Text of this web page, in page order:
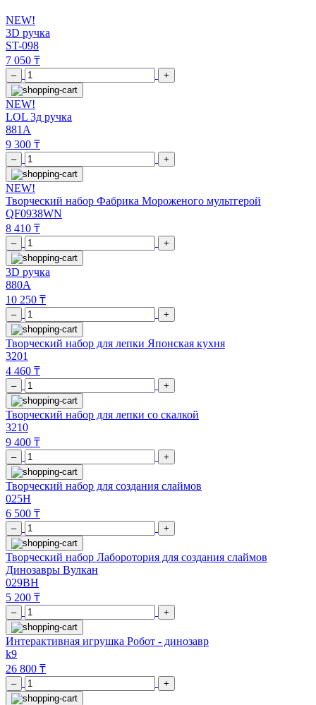
NEW!
3D ручка
ST-098
7 050 ₸
– +
NEW!
LOL 3д ручка
881A
9 300 ₸
– +
NEW!
Творческий набор Фабрика Мороженого мультгерой
QF0938WN
8 410 ₸
– +
3D ручка
880A
10 250 ₸
– +
Творческий набор для лепки Японская кухня
3201
4 460 ₸
– +
Творческий набор для лепки со скалкой
3210
9 400 ₸
– +
Творческий набор для создания слаймов
025H
6 500 ₸
– +
Творческий набор Лаборотория для создания слаймов
Динозавры Вулкан
029BH
5 200 ₸
– +
Интерактивная игрушка Робот - динозавр
k9
26 800 ₸
– +